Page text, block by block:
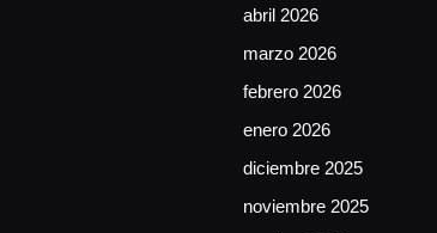
abril 2026
marzo 2026
febrero 2026
enero 2026
diciembre 2025
noviembre 2025